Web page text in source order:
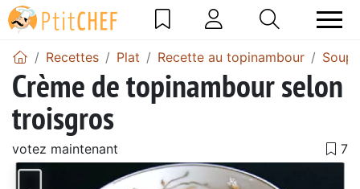
Recettes Plat Recette au topinambour
Crème de topinambour selon
troisgros
votez maintenant